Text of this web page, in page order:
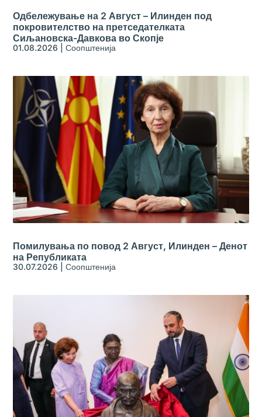
Одбележување на 2 Август – Илинден под
покровителство на претседателката
Сиљановска-Давкова во Скопје
01.08.2026 |Соопштенија
Помилувања по повод 2 Август, Илинден – Денот
на Републиката
30.07.2026 |Соопштенија